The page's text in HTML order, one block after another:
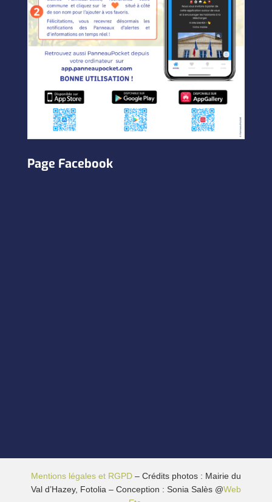
Page Facebook
Mentions légales et RGPD– Crédits photos : Mairie du
Val d’Hazey, Fotolia – Conception : Sonia Salès @Web